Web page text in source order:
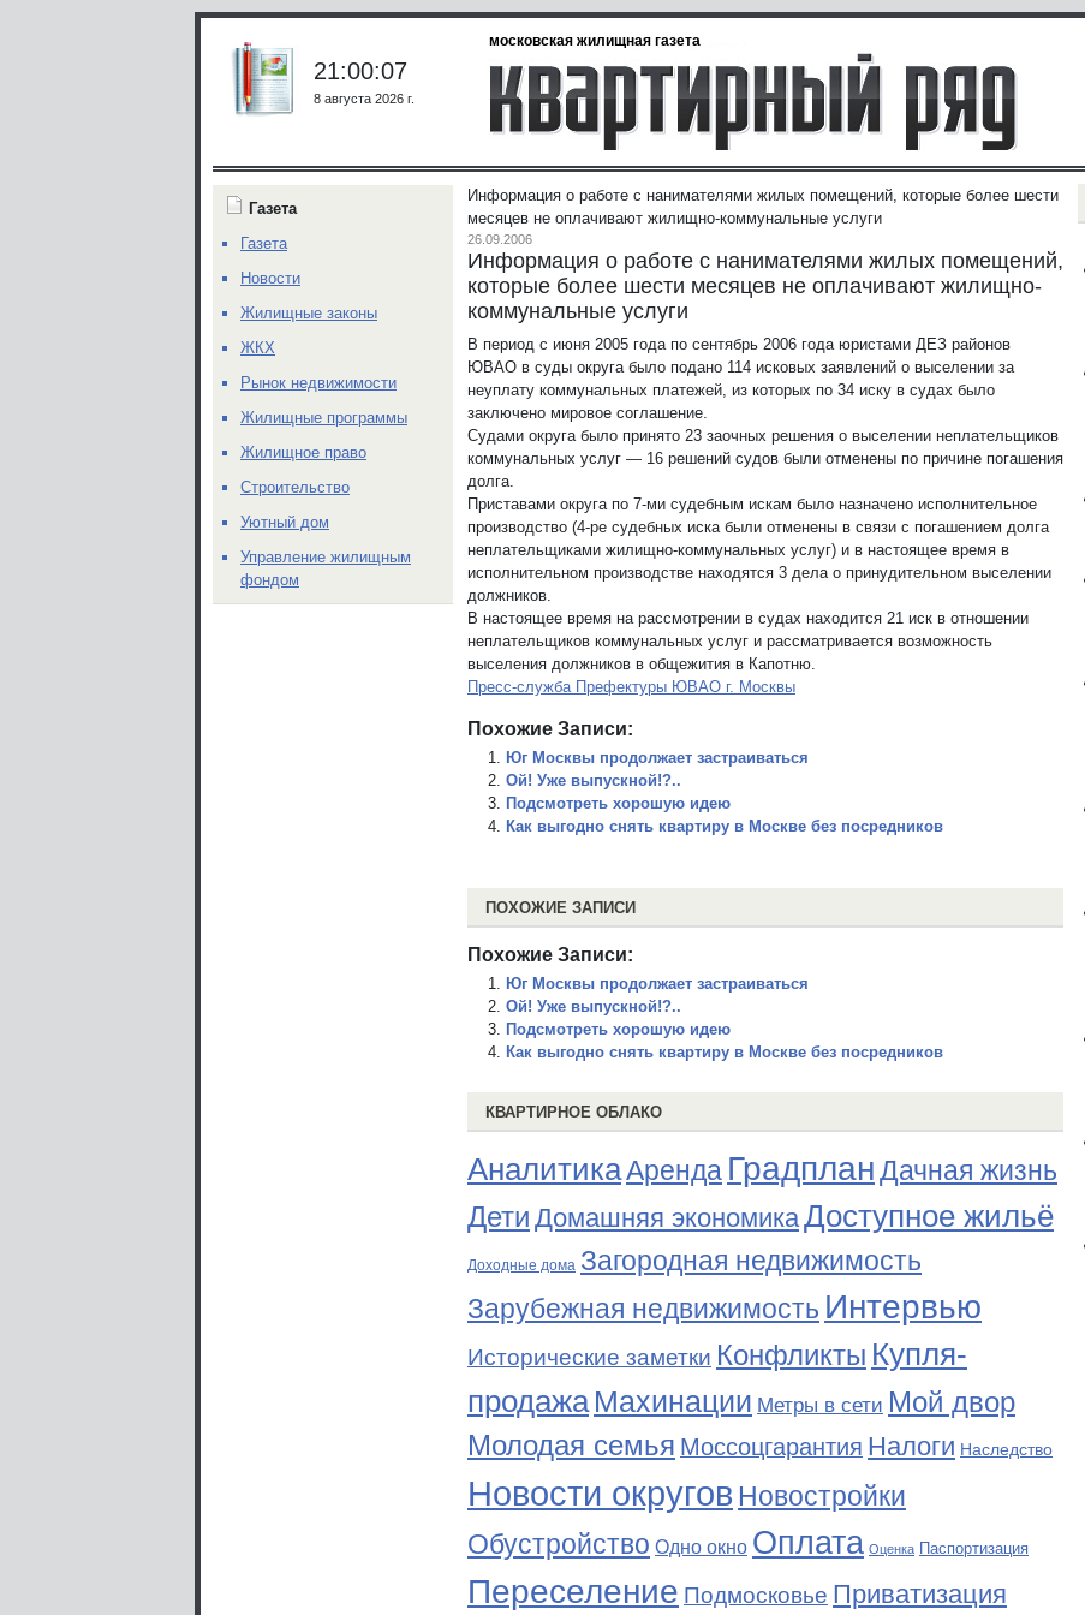
московская жилищная газета
21:00:07
8 августа 2026 г.
Информация о работе с нанимателями жилых помещений, которые более шести
месяцев не оплачивают жилищно-коммунальные услуги
26.09.2006
Информация о работе с нанимателями жилых помещений,
которые более шести месяцев не оплачивают жилищно-
коммунальные услуги
В период с июня 2005 года по сентябрь 2006 года юристами ДЕЗ районов
ЮВАО в суды округа было подано 114 исковых заявлений о выселении за
неуплату коммунальных платежей, из которых по 34 иску в судах было
заключено мировое соглашение.
Судами округа было принято 23 заочных решения о выселении неплательщиков
коммунальных услуг — 16 решений судов были отменены по причине погашения
долга.
Приставами округа по 7-ми судебным искам было назначено исполнительное
производство (4-ре судебных иска были отменены в связи с погашением долга
неплательщиками жилищно-коммунальных услуг) и в настоящее время в
исполнительном производстве находятся 3 дела о принудительном выселении
должников.
В настоящее время на рассмотрении в судах находится 21 иск в отношении
неплательщиков коммунальных услуг и рассматривается возможность
выселения должников в общежития в Капотню.
Пресс-служба Префектуры ЮВАО г. Москвы
Похожие Записи:
Юг Москвы продолжает застраиваться
Ой! Уже выпускной!?..
Подсмотреть хорошую идею
Как выгодно снять квартиру в Москве без посредников
ПОХОЖИЕ ЗАПИСИ
Похожие Записи:
Юг Москвы продолжает застраиваться
Ой! Уже выпускной!?..
Подсмотреть хорошую идею
Как выгодно снять квартиру в Москве без посредников
КВАРТИРНОЕ ОБЛАКО
АналитикаАренда ГрадпланДачная жизнь
Дети Домашняя экономикаДоступное жильё
Доходные дома Загородная недвижимость
Зарубежная недвижимость Интервью
Исторические заметки Конфликты Купля-
продажа Махинации Метры в сети Мой двор
Молодая семья Моссоцгарантия Налоги Наследство
Новости округов Новостройки
Обустройство Одно окно Оплата Оценка Паспортизация
Переселение Подмосковье Приватизация
Газета
Газета
Новости
Жилищные законы
ЖКХ
Рынок недвижимости
Жилищные программы
Жилищное право
Строительство
Уютный дом
Управление жилищным
фондом